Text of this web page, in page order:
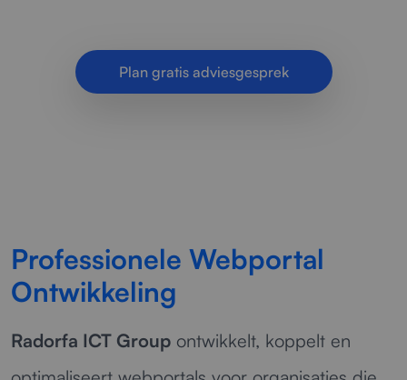
Plan gratis adviesgesprek
Professionele Webportal
Ontwikkeling
Radorfa ICT Group ontwikkelt, koppelt en